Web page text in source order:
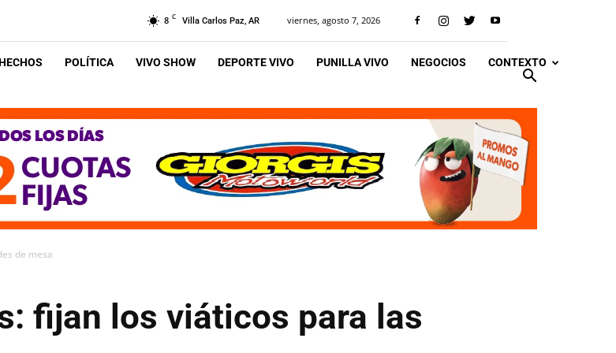
8 C Villa Carlos Paz, AR viernes, agosto 7, 2026
POLÍTICA VIVO SHOW DEPORTE VIVO PUNILLA VIVO NEGOCIOS CONTEXTO
de mesa
fijan los viáticos para las